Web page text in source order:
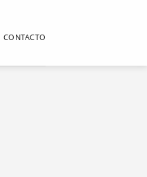
CONTACTO